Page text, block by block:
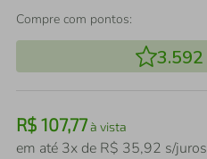
Compre com pontos:
3.592
R$ 107,77à vista
em até 3x de R$ 35,92 s/juros